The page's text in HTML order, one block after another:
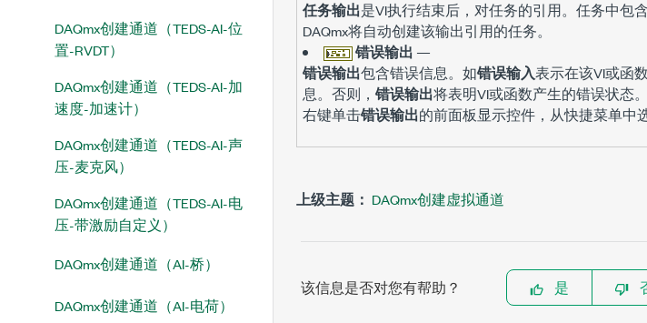
DAQmx创建通道（TEDS-AI-位
置-RVDT）
DAQmx创建通道（TEDS-AI-加
速度-加速计）
DAQmx创建通道（TEDS-AI-声
压-麦克风）
DAQmx创建通道（TEDS-AI-电
压-带激励自定义）
DAQmx创建通道（AI-桥）
DAQmx创建通道（AI-电荷）
任务输出是VI执行结束后，对任务的引用。任务中包
DAQmx将自动创建该输出引用的任务。
错误输出 —
错误输出包含错误信息。如错误输入表示在该VI或函
息。否则， 错误输出将表明VI或函数产生的错误状态。
右键单击错误输出的前面板显示控件，从快捷菜单中
上级主题： DAQmx创建虚拟通道
该信息是否对您有帮助？ 是